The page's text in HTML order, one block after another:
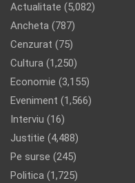
Actualitate (5,082)
Ancheta (787)
Cenzurat (75)
Cultura (1,250)
Economie (3,155)
Eveniment (1,566)
Interviu (16)
Justitie (4,488)
Pe surse (245)
Politica (1,725)